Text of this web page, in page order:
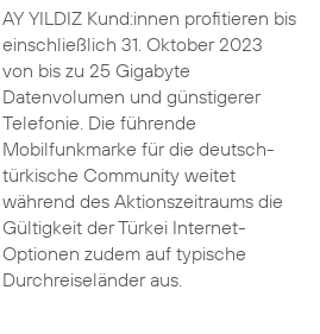
AY YILDIZ Kund:innen profitieren bis
einschließlich 31. Oktober 2023
von bis zu 25 Gigabyte
Datenvolumen und günstigerer
Telefonie. Die führende
Mobilfunkmarke für die deutsch-
türkische Community weitet
während des Aktionszeitraums die
Gültigkeit der Türkei Internet-
Optionen zudem auf typische
Durchreiseländer aus.